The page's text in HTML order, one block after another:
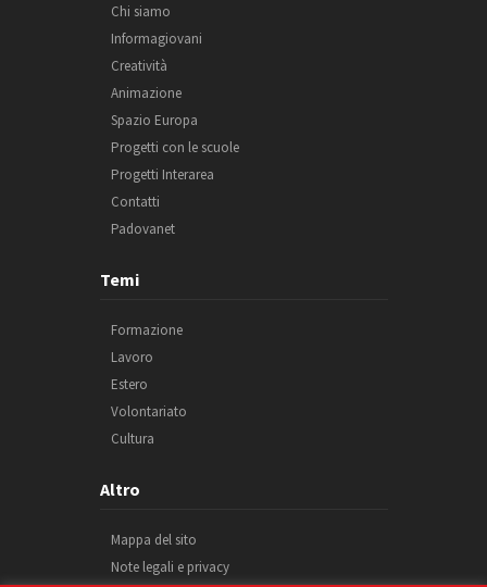
Chi siamo
Informagiovani
Creatività
Animazione
Spazio Europa
Progetti con le scuole
Progetti Interarea
Contatti
Padovanet
Temi
Formazione
Lavoro
Estero
Volontariato
Cultura
Altro
Mappa del sito
Note legali e privacy